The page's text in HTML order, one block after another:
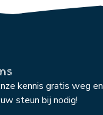
kennis gratis weg en
steun bij nodig!